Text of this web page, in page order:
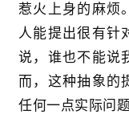
惹火上身的麻烦
人能提出很有针
说，谁也不能说
而，这种抽象的
任何一点实际问